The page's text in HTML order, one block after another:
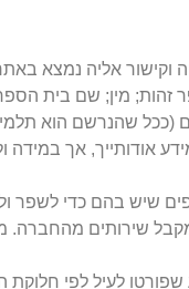
אליה נמצא
(ככל שהנרשם הוא
אודותייך, אך
שיש בהם כדי לשפר
שירותים מהחברה.
לעיל לפי חלוקת